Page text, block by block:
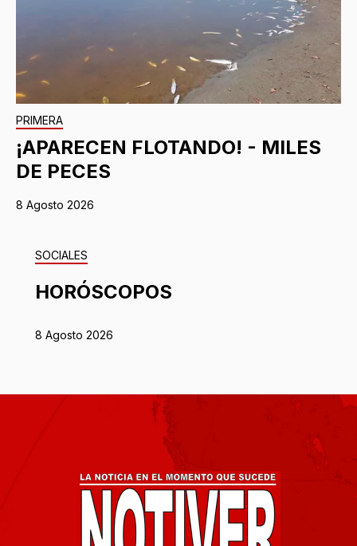
PRIMERA
¡APARECEN FLOTANDO! - MILES
DE PECES
8 Agosto 2026
SOCIALES
HORÓSCOPOS
8 Agosto 2026